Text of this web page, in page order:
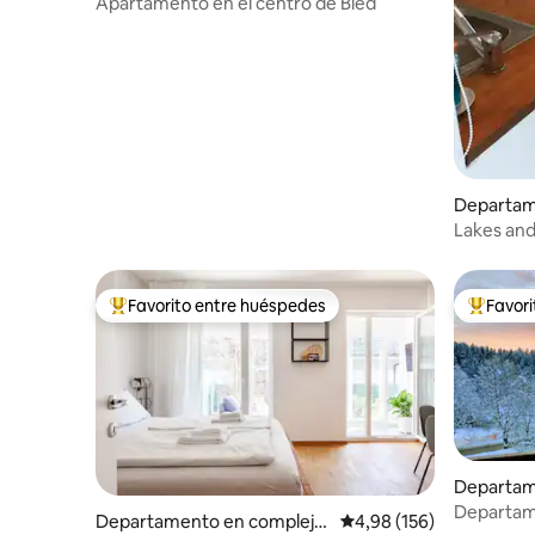
Lakes
Favorito entre los huéspedes más destacados
Favorito entre huéspedes
Departamento en complejo
Calificación promedio:
4,98 (156)